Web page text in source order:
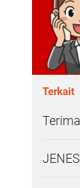
Terkait